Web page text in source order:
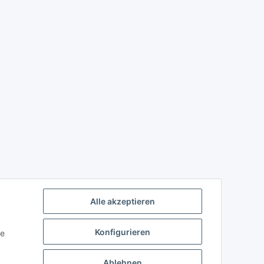
Alle akzeptieren
Konfigurieren